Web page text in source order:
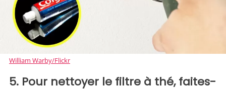
William Warby/Flickr
5. Pour nettoyer le filtre à thé, faites-